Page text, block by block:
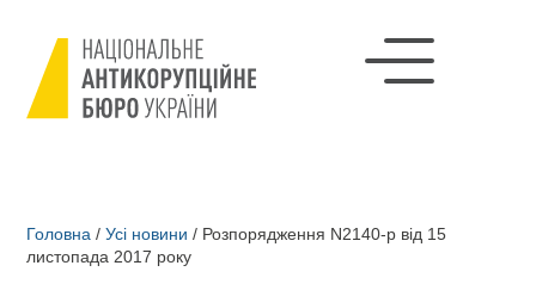
Головна / Усі новини / Розпорядження N2140-р від 15
листопада 2017 року